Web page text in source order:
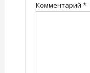
Комментарий *